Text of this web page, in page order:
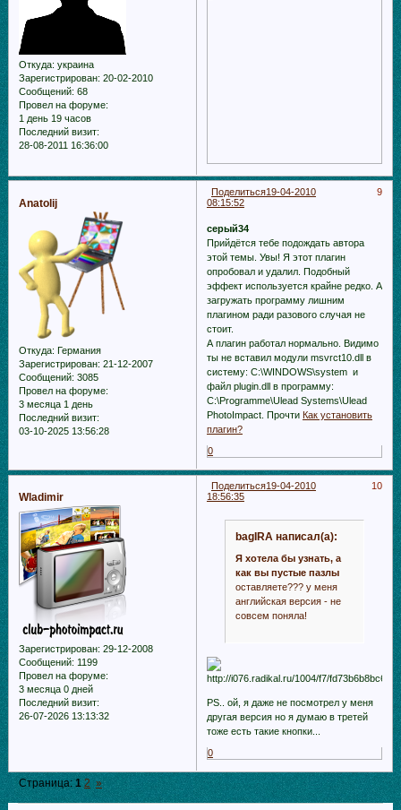
Откуда: украина
Зарегистрирован: 20-02-2010
Сообщений: 68
Провел на форуме:
1 день 19 часов
Последний визит:
28-08-2011 16:36:00
Поделиться 9
19-04-2010
08:15:52
Anatolij
Откуда: Германия
Зарегистрирован: 21-12-2007
Сообщений: 3085
Провел на форуме:
3 месяца 1 день
Последний визит:
03-10-2025 13:56:28
серый34
Прийдётся тебе подождать автора
этой темы. Увы! Я этот плагин
опробовал и удалил. Подобный
эффект используется крайне редко. А
загружать программу лишним
плагином ради разового случая не
стоит.
А плагин работал нормально. Видимо
ты не вставил модули msvrct10.dll в
систему: C:\WINDOWS\system и
файл plugin.dll в программу:
C:\Programme\Ulead Systems\Ulead
PhotoImpact. Прочти Как установить
плагин?
0
Поделиться 10
19-04-2010
18:56:35
Wladimir
Зарегистрирован: 29-12-2008
Сообщений: 1199
Провел на форуме:
3 месяца 0 дней
Последний визит:
26-07-2026 13:13:32
bagIRA написал(а):
Я хотела бы узнать, а
как вы пустые пазлы
оставляете??? у меня
английская версия - не
совсем поняла!
PS.. ой, я даже не посмотрел у меня
другая версия но я думаю в третей
тоже есть такие кнопки...
0
Страница:1 2 »